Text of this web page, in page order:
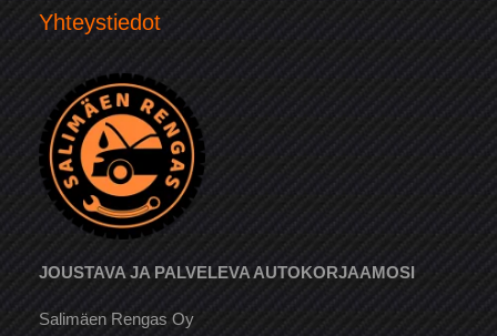
Yhteystiedot
JOUSTAVA JA PALVELEVA AUTOKORJAAMOSI
Salimäen Rengas Oy